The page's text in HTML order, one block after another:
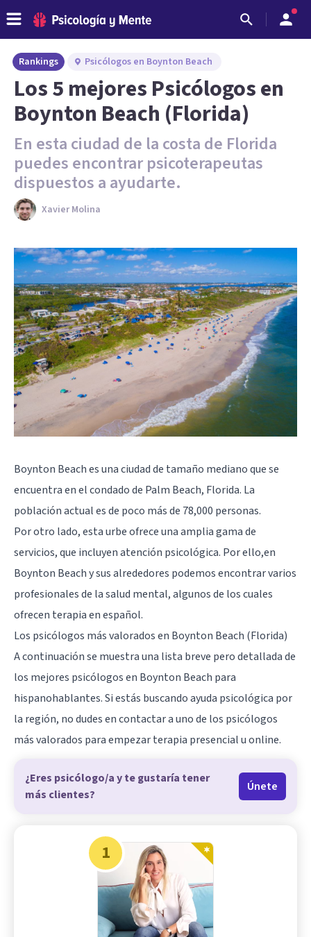
Rankings Psicólogos en Boynton Beach
Los 5 mejores Psicólogos en
Boynton Beach (Florida)
En esta ciudad de la costa de Florida
puedes encontrar psicoterapeutas
dispuestos a ayudarte.
Xavier Molina
Boynton Beach es una ciudad de tamaño mediano que se
encuentra en el condado de Palm Beach, Florida. La
población actual es de poco más de 78,000 personas.
Por otro lado, esta urbe ofrece una amplia gama de
servicios, que incluyen atención psicológica. Por ello,en
Boynton Beach y sus alrededores podemos encontrar varios
profesionales de la salud mental, algunos de los cuales
ofrecen terapia en español.
Los psicólogos más valorados en Boynton Beach (Florida)
A continuación se muestra una lista breve pero detallada de
los mejores psicólogos en Boynton Beach para
hispanohablantes. Si estás buscando ayuda psicológica por
la región, no dudes en contactar a uno de los psicólogos
más valorados para empezar terapia presencial u online.
¿Eres psicólogo/a y te gustaría tener
más clientes?
Únete
1